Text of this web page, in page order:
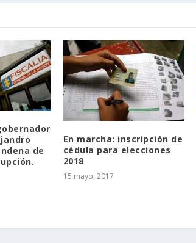
de
En marcha: inscripción de
cédula para elecciones
2018
15 mayo, 2017